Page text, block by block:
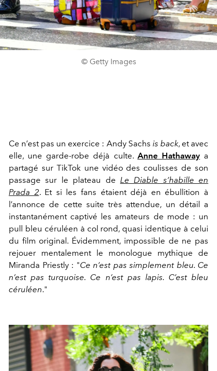
© Getty Images
Ce n’est pas un exercice : Andy Sachs is back, et avec
elle, une garde-robe déjà culte. Anne Hathawaya
partagé sur TikTok une vidéo des coulisses de son
passage sur le plateau de Le Diable s’habille en
Prada 2. Et si les fans étaient déjà en ébullition à
l’annonce de cette suite très attendue, un détail a
instantanément captivé les amateurs de mode : un
pull bleu céruléen à col rond, quasi identique à celui
du film original. Évidemment, impossible de ne pas
rejouer mentalement le monologue mythique de
Miranda Priestly : "Ce n’est pas simplement bleu. Ce
n’est pas turquoise. Ce n’est pas lapis. C’est bleu
céruléen."